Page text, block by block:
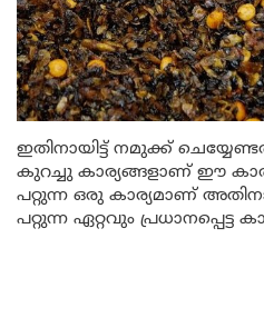
ഇതിനായിട്ട് നമുക്ക്
കുറച്ചു കാര്യങ്ങളാണ് ഈ
പറ്റുന്ന ഒരു കാര്യമാണ്
പറ്റുന്ന ഏറ്റവും പ്രധാനപ്പെട്ട